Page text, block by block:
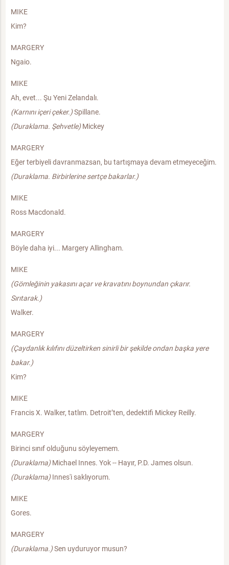
MIKE
Kim?
MARGERY
Ngaio.
MIKE
Ah, evet... Şu Yeni Zelandalı.
(Karnını içeri çeker.)Spillane.
(Duraklama. Şehvetle)Mickey
MARGERY
Eğer terbiyeli davranmazsan, bu tartışmaya devam etmeyeceğim.
(Duraklama. Birbirlerine sertçe bakarlar.)
MIKE
Ross Macdonald.
MARGERY
Böyle daha iyi... Margery Allingham.
MIKE
(Gömleğinin yakasını açar ve kravatını boynundan çıkarır.
Sırıtarak.)
Walker.
MARGERY
(Çaydanlık kılıfını düzeltirken sinirli bir şekilde ondan başka yere
bakar.)
Kim?
MIKE
Francis X. Walker, tatlım. Detroit’ten, dedektifi Mickey Reilly.
MARGERY
Birinci sınıf olduğunu söyleyemem.
(Duraklama)Michael Innes. Yok -- Hayır, P.D. James olsun.
(Duraklama)Innes'i saklıyorum.
MIKE
Gores.
MARGERY
(Duraklama.)Sen uyduruyor musun?